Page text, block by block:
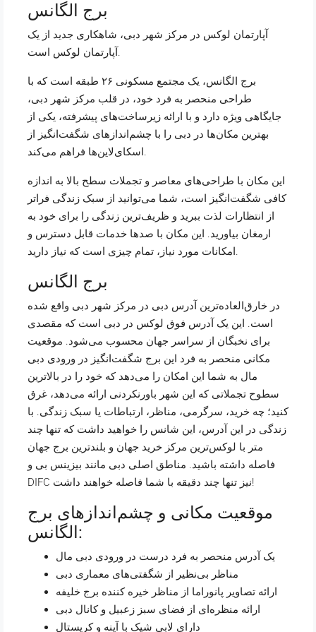
برج الگانس
آپارتمان لوکس در مرکز شهر دبی، شاهکاری جدید از یک
آپارتمان لوکس است.
برج الگانس، یک مجتمع مسکونی ۲۶ طبقه است که با
طراحی منحصر به فرد خود، در قلب مرکز شهر دبی،
جایگاهی ویژه دارد و با ارائه زیرساخت‌های پیشرفته، یکی از
بهترین مکان‌ها در دبی را با چشم‌اندازهای شگفت‌انگیز از
اسکای‌لاین‌ها فراهم می‌کند.
این مکان با طراحی‌های معاصر و تجملات سطح بالا به اندازه
کافی شگفت‌انگیز است، شما می‌توانید از سبک زندگی فراتر
از انتظارات لذت ببرید و ظریف‌ترین زندگی را برای خود به
ارمغان بیاورید. این مکان با صدها خدمات قابل دسترس و
امکانات مورد نیاز، تمام چیزی است که نیاز دارید.
برج الگانس
در خارق‌العاده‌ترین آدرس دبی در مرکز شهر دبی واقع شده
است. این یک آدرس فوق لوکس در دبی است که مقصدی
برای نخبگان از سراسر جهان محسوب می‌شود. موقعیت
مکانی منحصر به فرد این برج شگفت‌انگیز در ورودی دبی
مال به شما این امکان را می‌دهد که خود را در بالاترین
سطوح تجملاتی که این شهر باورنکردنی ارائه می‌دهد، غرق
کنید؛ چه خرید، سرگرمی، مناظر، ارتباطات یا سبک زندگی. با
زندگی در این آدرس، این شانس را خواهید داشت که تنها چند
متر با لوکس‌ترین مرکز خرید جهان و بلندترین برج جهان
فاصله داشته باشید. مناطق اصلی دبی مانند بیزینس بی و
DIFC نیز تنها چند دقیقه با شما فاصله خواهند داشت!
موقعیت مکانی و چشم‌اندازهای برج
الگانس:
یک آدرس منحصر به فرد درست در ورودی دبی مال
مناظر بی‌نظیر از شگفتی‌های معماری دبی
ارائه تصاویر پانوراما از مناظر خیره کننده برج خلیفه
ارائه منظره‌ای از فضای سبز زعبیل و کانال دبی
دارای لابی شیک با آینه و کریستال